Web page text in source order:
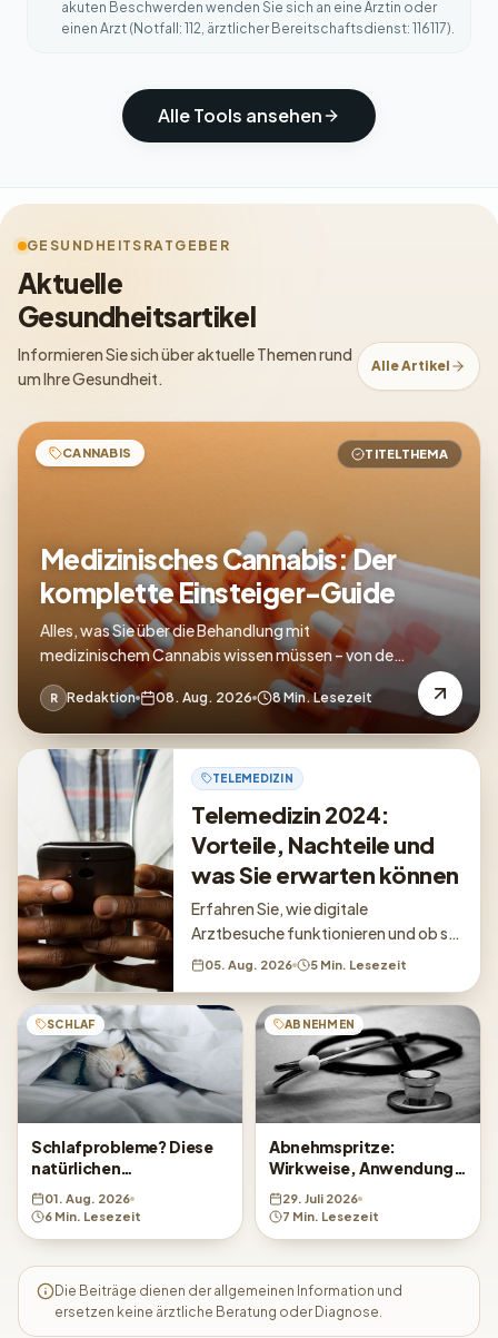
akuten Beschwerden wenden Sie sich an eine Ärztin oder
einen Arzt (Notfall: 112, ärztlicher Bereitschaftsdienst: 116117).
Alle Tools ansehen
GESUNDHEITSRATGEBER
Aktuelle
Gesundheitsartikel
Informieren Sie sich über aktuelle Themen rund
um Ihre Gesundheit.
Alle Artikel
CANNABIS TITELTHEMA
Medizinisches Cannabis: Der
komplette Einsteiger-Guide
Alles, was Sie über die Behandlung mit
medizinischem Cannabis wissen müssen – von der
Verschreibung bis zur Anwendung.
R Redaktion 08. Aug. 2026 8 Min. Lesezeit
TELEMEDIZIN
Telemedizin 2024:
Vorteile, Nachteile und
was Sie erwarten können
Erfahren Sie, wie digitale
Arztbesuche funktionieren und ob sie
für Ihre Gesundheitsbedürfnisse
05. Aug. 2026 5 Min. Lesezeit
SCHLAF
Schlafprobleme? Diese
natürlichen
Behandlungsmethoden
helfen
01. Aug. 2026
6 Min. Lesezeit
ABNEHMEN
Abnehmspritze:
Wirkweise, Anwendung
und was Sie wissen
sollten
29. Juli 2026
7 Min. Lesezeit
Die Beiträge dienen der allgemeinen Information und
ersetzen keine ärztliche Beratung oder Diagnose.